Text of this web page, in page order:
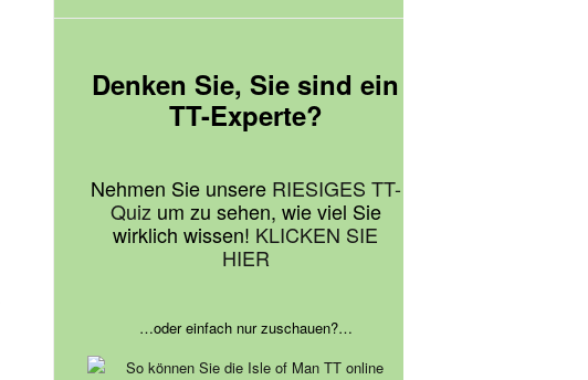
Denken Sie, Sie sind ein
TT-Experte?
Nehmen Sie unsere RIESIGES TT-
Quiz um zu sehen, wie viel Sie
wirklich wissen! KLICKEN SIE
HIER
…oder einfach nur zuschauen?…